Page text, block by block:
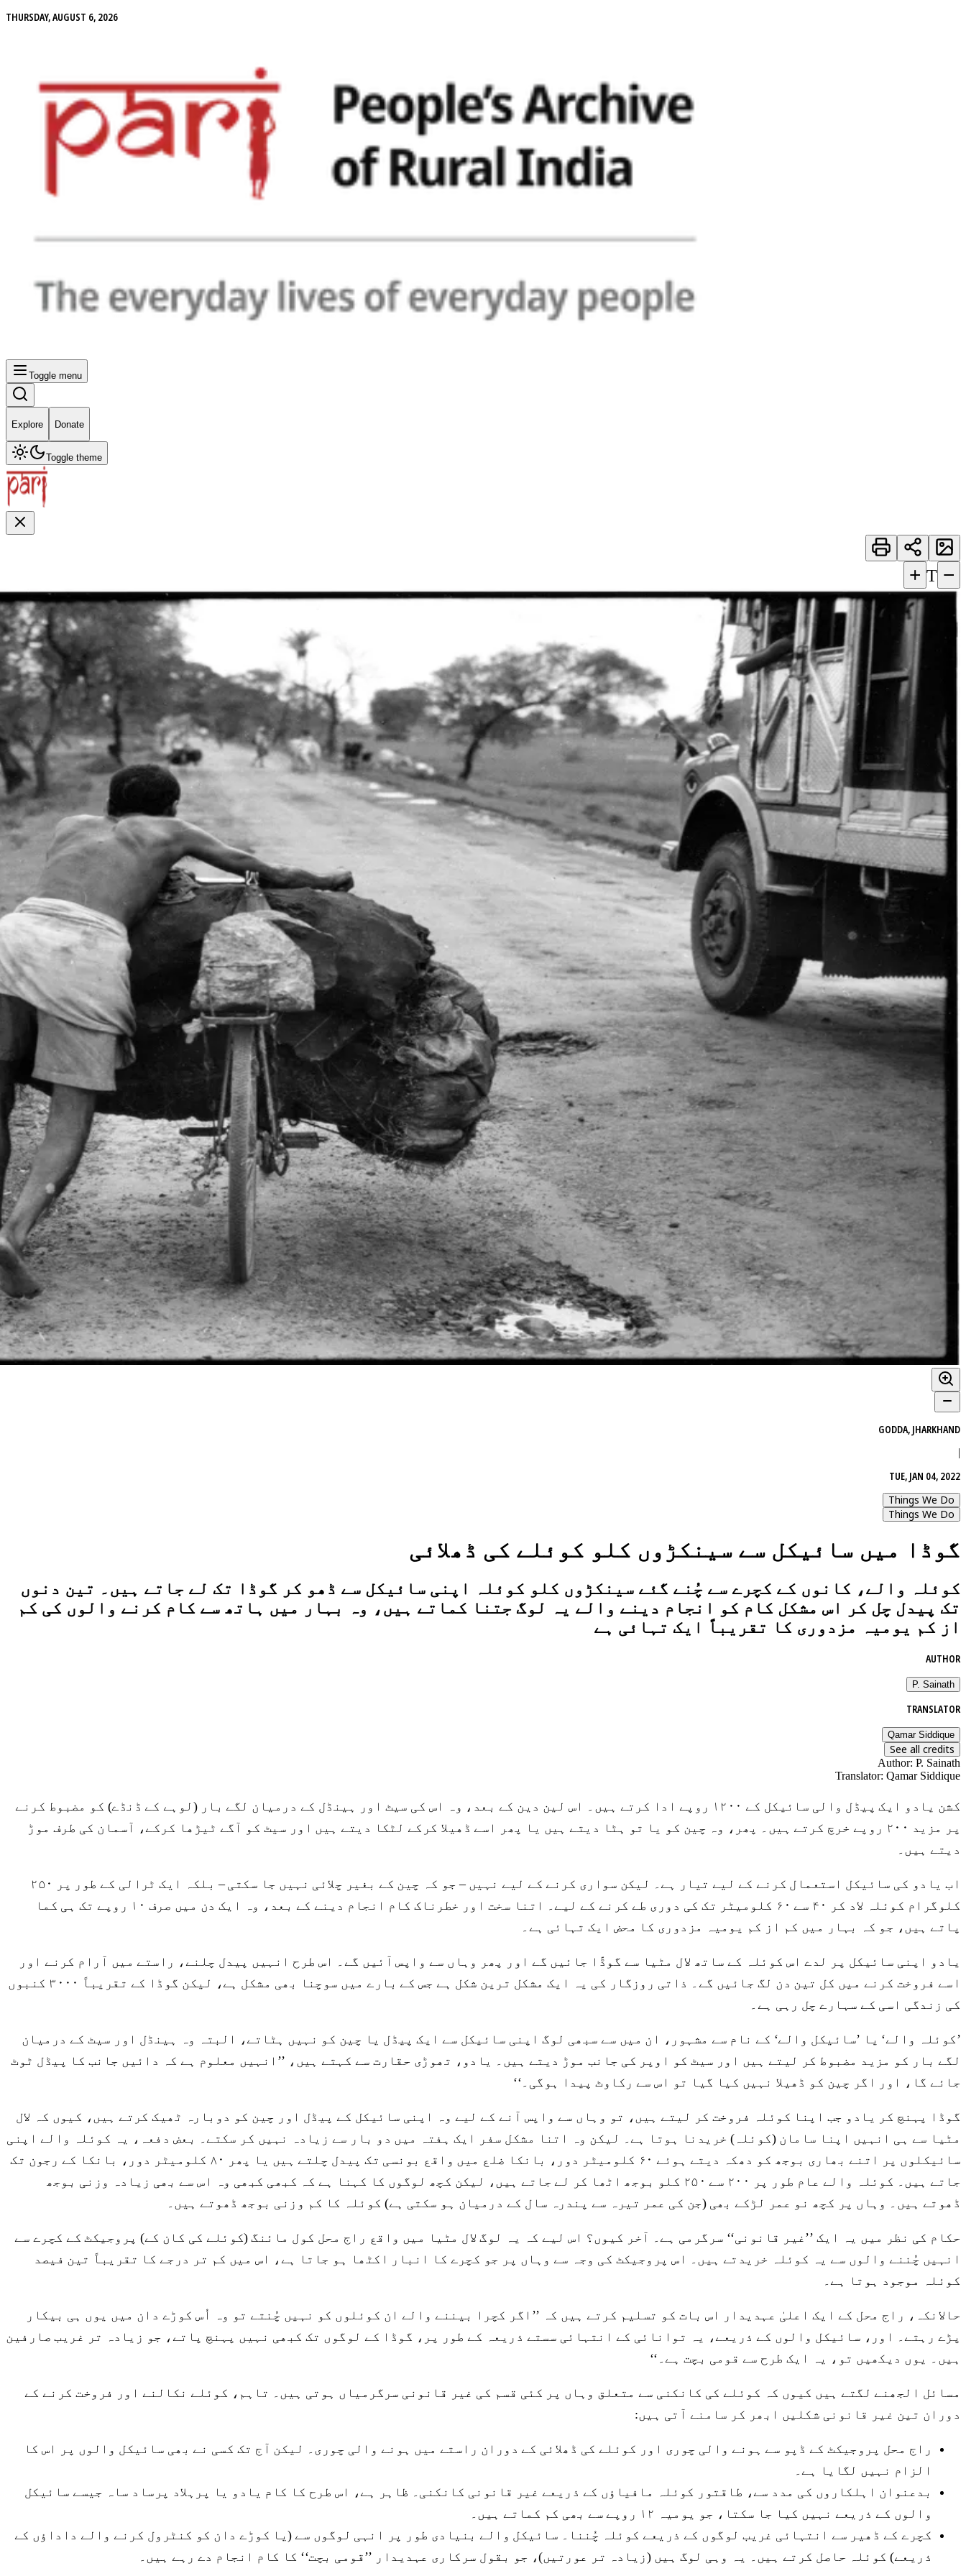
THURSDAY, AUGUST 6, 2026
Toggle menu
Explore Donate
Toggle theme
−
T
+
GODDA, JHARKHAND
|
TUE, JAN 04, 2022
Things We Do
Things We Do
گوڈا میں سائیکل سے سینکڑوں کلو کوئلے کی ڈھلائی
کوئلہ والے، کانوں کے کچرے سے چُنے گئے سینکڑوں کلو کوئلہ اپنی سائیکل سے ڈھو کر گوڈا تک لے جاتے ہیں۔ تین دنوں
تک پیدل چل کر اس مشکل کام کو انجام دینے والے یہ لوگ جتنا کماتے ہیں، وہ بہار میں ہاتھ سے کام کرنے والوں کی کم
از کم یومیہ مزدوری کا تقریباً ایک تہائی ہے
AUTHOR
P. Sainath
TRANSLATOR
Qamar Siddique
See all credits
Author: P. Sainath
Translator: Qamar Siddique
کشن یادو ایک پیڈل والی سائیکل کے ۱۲۰۰ روپے ادا کرتے ہیں۔ اس لین دین کے بعد، وہ اس کی سیٹ اور ہینڈل کے درمیان لگے بار (لوہے کے ڈنڈے) کو مضبوط کرنے
پر مزید ۲۰۰ روپے خرچ کرتے ہیں۔ پھر، وہ چین کو یا تو ہٹا دیتے ہیں یا پھر اسے ڈھیلا کرکے لٹکا دیتے ہیں اور سیٹ کو آگے ٹیڑھا کرکے، آسمان کی طرف موڑ
دیتے ہیں۔
اب یادو کی سائیکل استعمال کرنے کے لیے تیار ہے۔ لیکن سواری کرنے کے لیے نہیں – جو کہ چین کے بغیر چلائی نہیں جا سکتی – بلکہ ایک ٹرالی کے طور پر ۲۵۰
کلوگرام کوئلہ لاد کر ۴۰ سے ۶۰ کلومیٹر تک کی دوری طے کرنے کے لیے۔ اتنا سخت اور خطرناک کام انجام دینے کے بعد، وہ ایک دن میں صرف ۱۰ روپے تک ہی کما
پاتے ہیں، جو کہ بہار میں کم از کم یومیہ مزدوری کا محض ایک تہائی ہے۔
یادو اپنی سائیکل پر لدے اس کوئلہ کے ساتھ لال مٹیا سے گوڈّا جائیں گے اور پھر وہاں سے واپس آئیں گے۔ اس طرح انہیں پیدل چلنے، راستے میں آرام کرنے اور
اسے فروخت کرنے میں کل تین دن لگ جائیں گے۔ ذاتی روزگار کی یہ ایک مشکل ترین شکل ہے جس کے بارے میں سوچنا بھی مشکل ہے، لیکن گوڈا کے تقریباً ۳۰۰۰ کنبوں
کی زندگی اسی کے سہارے چل رہی ہے۔
’کوئلہ والے‘ یا ’سائیکل والے‘ کے نام سے مشہور، ان میں سے سبھی لوگ اپنی سائیکل سے ایک پیڈل یا چین کو نہیں ہٹاتے، البتہ وہ ہینڈل اور سیٹ کے درمیان
لگے بار کو مزید مضبوط کر لیتے ہیں اور سیٹ کو اوپر کی جانب موڑ دیتے ہیں۔ یادو، تھوڑی حقارت سے کہتے ہیں، ’’انہیں معلوم ہے کہ دائیں جانب کا پیڈل ٹوٹ
جائے گا، اور اگر چین کو ڈھیلا نہیں کیا گیا تو اس سے رکاوٹ پیدا ہوگی۔‘‘
گوڈا پہنچ کر یادو جب اپنا کوئلہ فروخت کر لیتے ہیں، تو وہاں سے واپس آنے کے لیے وہ اپنی سائیکل کے پیڈل اور چین کو دوبارہ ٹھیک کرتے ہیں، کیوں کہ لال
مٹیا سے ہی انہیں اپنا سامان (کوئلہ) خریدنا ہوتا ہے۔ لیکن وہ اتنا مشکل سفر ایک ہفتہ میں دو بار سے زیادہ نہیں کر سکتے۔ بعض دفعہ، یہ کوئلہ والے اپنی
سائیکلوں پر اتنے بھاری بوجھ کو دھکہ دیتے ہوئے ۶۰ کلومیٹر دور، بانکا ضلع میں واقع بونسی تک پیدل چلتے ہیں یا پھر ۸۰ کلومیٹر دور، بانکا کے رجون تک
جاتے ہیں۔ کوئلہ والے عام طور پر ۲۰۰ سے ۲۵۰ کلو بوجھ اٹھا کر لے جاتے ہیں، لیکن کچھ لوگوں کا کہنا ہے کہ کبھی کبھی وہ اس سے بھی زیادہ وزنی بوجھ
ڈھوتے ہیں۔ وہاں پر کچھ نو عمر لڑکے بھی (جن کی عمر تیرہ سے پندرہ سال کے درمیان ہو سکتی ہے) کوئلہ کا کم وزنی بوجھ ڈھوتے ہیں۔
حکام کی نظر میں یہ ایک ’’غیر قانونی‘‘ سرگرمی ہے۔ آخر کیوں؟ اس لیے کہ یہ لوگ لال مٹیا میں واقع راج محل کول مائنگ (کوئلے کی کان کے) پروجیکٹ کے کچرے سے
انہیں چُننے والوں سے یہ کوئلہ خریدتے ہیں۔ اس پروجیکٹ کی وجہ سے وہاں پر جو کچرے کا انبار اکٹھا ہو جاتا ہے، اس میں کم تر درجے کا تقریباً تین فیصد
کوئلہ موجود ہوتا ہے۔
حالانکہ، راج محل کے ایک اعلیٰ عہدیدار اس بات کو تسلیم کرتے ہیں کہ ’’اگر کچرا بیننے والے ان کوئلوں کو نہیں چُنتے تو وہ اُس کوڑے دان میں یوں ہی بیکار
پڑے رہتے۔ اور، سائیکل والوں کے ذریعے، یہ توانائی کے انتہائی سستے ذریعہ کے طور پر، گوڈا کے لوگوں تک کبھی نہیں پہنچ پاتے، جو زیادہ تر غریب صارفین
ہیں۔ یوں دیکھیں تو، یہ ایک طرح سے قومی بچت ہے۔‘‘
مسائل الجھنے لگتے ہیں کیوں کہ کوئلے کی کانکنی سے متعلق وہاں پر کئی قسم کی غیر قانونی سرگرمیاں ہوتی ہیں۔ تاہم، کوئلے نکالنے اور فروخت کرنے کے
دوران تین غیر قانونی شکلیں ابھر کر سامنے آتی ہیں:
راج محل پروجیکٹ کے ڈپو سے ہونے والی چوری اور کوئلے کی ڈھلائی کے دوران راستے میں ہونے والی چوری۔ لیکن آج تک کسی نے بھی سائیکل والوں پر اس کا
الزام نہیں لگایا ہے۔
بدعنوان اہلکاروں کی مدد سے، طاقتور کوئلہ مافیاؤں کے ذریعے غیر قانونی کانکنی۔ ظاہر ہے، اس طرح کا کام یادو یا پرہلاد پرساد ساہ جیسے سائیکل
والوں کے ذریعے نہیں کیا جا سکتا، جو یومیہ ۱۲ روپے سے بھی کم کماتے ہیں۔
کچرے کے ڈھیر سے انتہائی غریب لوگوں کے ذریعے کوئلہ چُننا۔ سائیکل والے بنیادی طور پر انہی لوگوں سے (یا کوڑے دان کو کنٹرول کرنے والے داداؤں کے
ذریعے) کوئلہ حاصل کرتے ہیں۔ یہ وہی لوگ ہیں (زیادہ تر عورتیں)، جو بقول سرکاری عہدیدار ’’قومی بچت‘‘ کا کام انجام دے رہے ہیں۔